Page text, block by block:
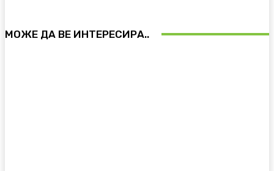
МОЖЕ ДА ВЕ ИНТЕРЕСИРА..